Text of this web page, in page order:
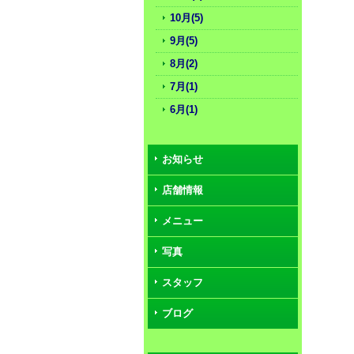
10月(5)
9月(5)
8月(2)
7月(1)
6月(1)
お知らせ
店舗情報
メニュー
写真
スタッフ
ブログ